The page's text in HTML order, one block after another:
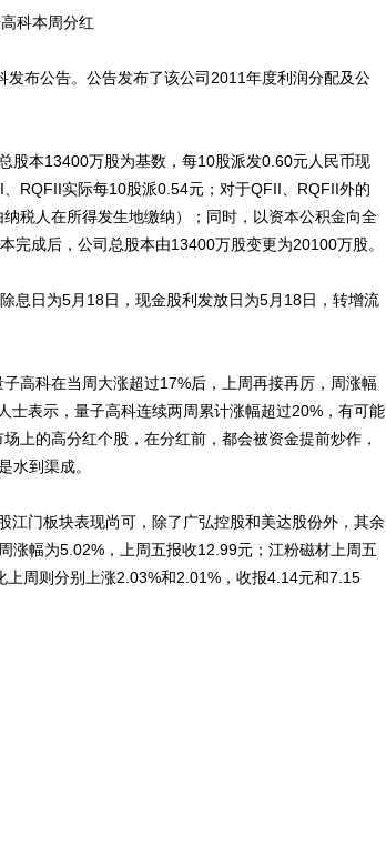
科本周分红
布公告。公告发布了该公司2011年度利润分配及公
本13400万股为基数，每10股派发0.60元人民币现
RQFII实际每10股派0.54元；对于QFII、RQFII外的
税人在所得发生地缴纳）；同时，以资本公积金向全
完成后，公司总股本由13400万股变更为20100万股。
日为5月18日，现金股利发放日为5月18日，转增流
科在当周大涨超过17%后，上周再接再厉，周涨幅
士表示，量子高科连续两周累计涨幅超过20%，有可能
上的高分红个股，在分红前，都会被资金提前炒作，
水到渠成。
门板块表现尚可，除了广弘控股和美达股份外，其余
涨幅为5.02%，上周五报收12.99元；江粉磁材上周五
周则分别上涨2.03%和2.01%，收报4.14元和7.15